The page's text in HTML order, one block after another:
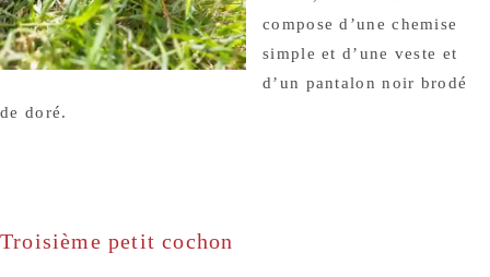
compose d’une chemise
simple et d’une veste et
d’un pantalon noir brodé
de doré.
Troisième petit cochon